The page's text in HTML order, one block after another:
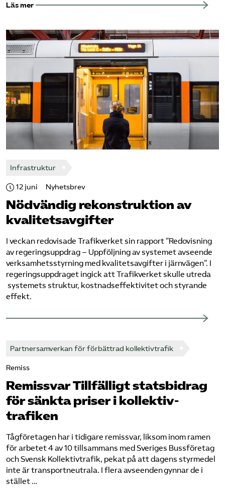
Läs mer
Infrastruktur
12 juni Nyhetsbrev
Nödvändig rekonstruktion av
kvalitetsavgifter
I veckan redovisade Trafikverket sin rapport ”​Redovisning
av regeringsuppdrag – Uppföljning av systemet avseende
verksamhetsstyrning med kvalitetsavgifter i järnvägen​”. I ​
regeringsuppdraget ingick att Trafikverket skulle utreda​
systemets struktur, kostnadseffektivitet och styrande
effekt.
Partnersamverkan för förbättrad kollektivtrafik
Remiss
Remissvar Tillfälligt statsbidrag
för sänkta priser i kollektiv­
trafiken
Tågföretagen har i tidigare remissvar, liksom inom ramen
för arbetet 4 av 10 tillsammans med Sveriges Bussföretag
och Svensk Kollektivtrafik, pekat på att dagens styrmedel
inte är transportneutrala. I flera avseenden gynnar de i
stället …